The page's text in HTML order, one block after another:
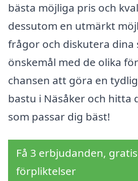
bästa möjliga pris och
dessutom en utmärkt
frågor och diskutera dina
önskemål med de olika
chansen att göra en
bastu i Näsåker och hitta
som passar dig bäst!
Få 3 erbjudanden,
förpliktelser